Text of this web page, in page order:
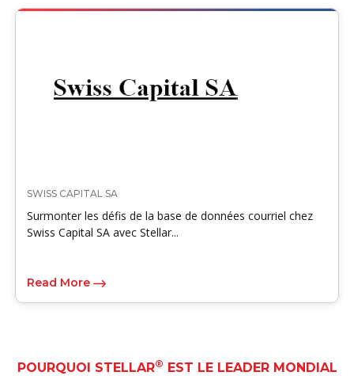
SWISS CAPITAL SA
Surmonter les défis de la base de données courriel chez
Swiss Capital SA avec Stellar...
Read More
POURQUOI STELLAR® EST LE LEADER MONDIAL